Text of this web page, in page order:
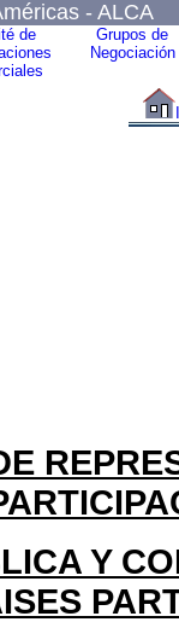
- ALCA
de
Grupos de
Negociación
Y